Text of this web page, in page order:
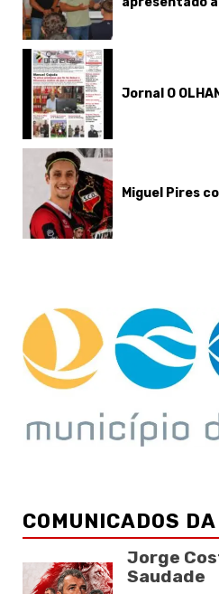
Jornal O
Miguel Pires
COMUNICADOS
Jorge
Saudade